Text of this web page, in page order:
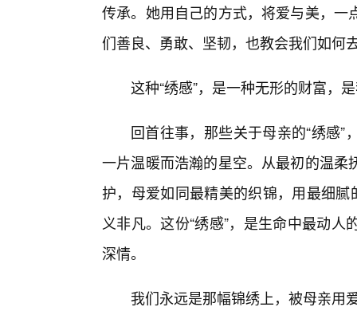
传承。她用自己的方式，将爱与美，
们善良、勇敢、坚韧，也教会我们如何
这种“绣感”，是一种无形的财富，
回首往事，那些关于母亲的“绣感
一片温暖而浩瀚的星空。从最初的温
护，母爱如同最精美的织锦，用最细
义非凡。这份“绣感”，是生命中最动
深情。
我们永远是那幅锦绣上，被母亲用